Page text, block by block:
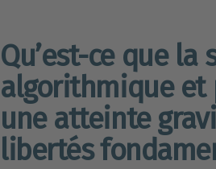
Qu’est-ce que la
algorithmique et
une atteinte
libertés